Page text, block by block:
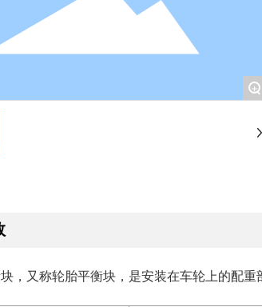
+
，又称轮胎平衡块，是安装在车轮上的配